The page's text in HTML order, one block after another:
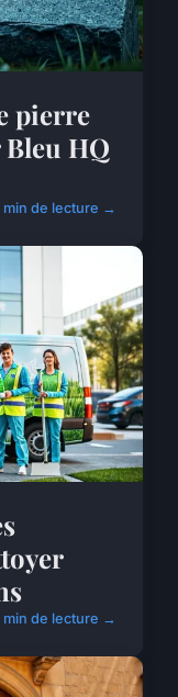
pierre
HQ
min de lecture →
min de lecture →